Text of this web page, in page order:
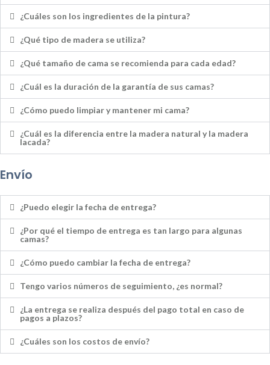
¿Cuáles son los ingredientes de la pintura?
¿Qué tipo de madera se utiliza?
¿Qué tamaño de cama se recomienda para cada edad?
¿Cuál es la duración de la garantía de sus camas?
¿Cómo puedo limpiar y mantener mi cama?
¿Cuál es la diferencia entre la madera natural y la madera
lacada?
Envío
¿Puedo elegir la fecha de entrega?
¿Por qué el tiempo de entrega es tan largo para algunas
camas?
¿Cómo puedo cambiar la fecha de entrega?
Tengo varios números de seguimiento, ¿es normal?
¿La entrega se realiza después del pago total en caso de
pagos a plazos?
¿Cuáles son los costos de envío?